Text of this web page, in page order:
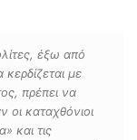
έξω από
με
πρέπει να
οι καταχθόνιοι
και τις